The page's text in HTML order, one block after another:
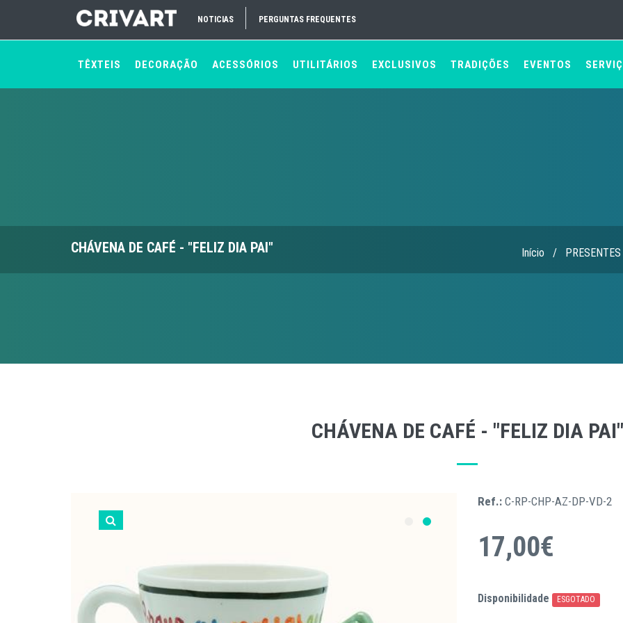
NOTICIAS PERGUNTAS FREQUENTES
TÊXTEIS DECORAÇÃO ACESSÓRIOS UTILITÁRIOS EXCLUSIVOS TRADIÇÕES EVENTOS
CHÁVENA DE CAFÉ - "FELIZ DIA PAI" Início / PRESENTES
CHÁVENA DE CAFÉ - "FELIZ DIA PAI"
Ref.: C-RP-CHP-AZ-DP-VD-2
17,00€
Disponibilidade ESGOTADO